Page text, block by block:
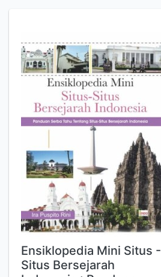
Ensiklopedia Mini Situs -
Situs Bersejarah